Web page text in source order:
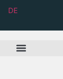
DE